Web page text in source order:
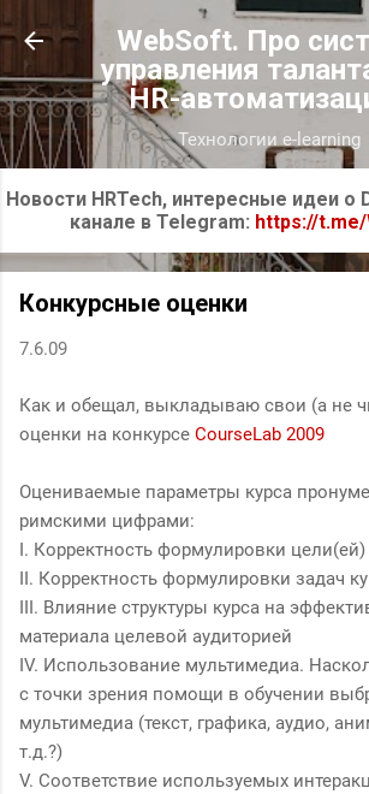
К основному контенту
WebSoft. Про
управления
HR-
Технологии e-learning
Новости HRTech, интересные идеи о
канале в Telegram: https://
Конкурсные оценки
7.6.09
Как и обещал, выкладываю свои (а не
оценки на конкурсе CourseLab 2009
Оцениваемые параметры курса
римскими цифрами:
I. Корректность формулировки цели(ей)
II. Корректность формулировки задач
III. Влияние структуры курса на
материала целевой аудиторией
IV. Использование мультимедиа.
с точки зрения помощи в обучении
мультимедиа (текст, графика, аудио,
т.д.?)
V. Соответствие используемых